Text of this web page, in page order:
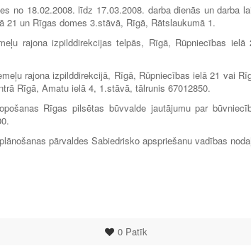
no 18.02.2008. līdz 17.03.2008. darba dienās un darba
21 un Rīgas domes 3.stāvā, Rīgā, Rātslaukumā 1.
rajona izpilddirekcijas telpās, Rīgā, Rūpniecības ielā
rajona izpilddirekcijā, Rīgā, Rūpniecības ielā 21 vai
Rīgā, Amatu ielā 4, 1.stāvā, tālrunis 67012850.
Rīgas pilsētas būvvalde jautājumu par
pārvaldes Sabiedrisko apspriešanu vadības
0Patīk